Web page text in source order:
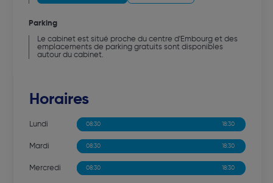
Parking
Le cabinet est situé proche du centre d'Embourg et des
emplacements de parking gratuits sont disponibles
autour du cabinet.
Horaires
Lundi 08:30 18:30
Mardi 08:30 18:30
Mercredi 08:30 18:30